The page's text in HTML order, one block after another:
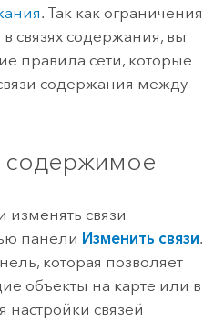
. Так как ограничения
связях содержания, вы
правила сети, которые
содержания между
содержимое
изменять связи
панели Изменить связи.
которая позволяет
объекты на карте или в
настройки связей